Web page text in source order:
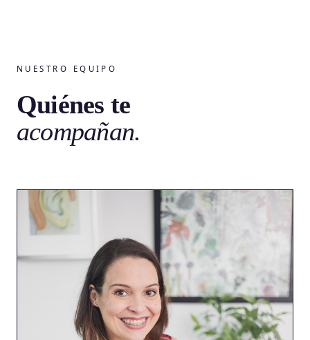
NUESTRO EQUIPO
Quiénes te
acompañan.